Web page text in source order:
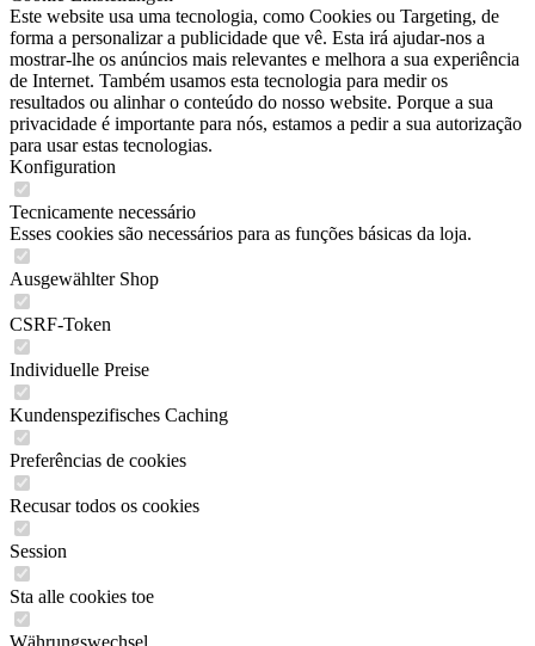
Este website usa uma tecnologia, como Cookies ou Targeting, de
forma a personalizar a publicidade que vê. Esta irá ajudar-nos a
mostrar-lhe os anúncios mais relevantes e melhora a sua experiência
de Internet. Também usamos esta tecnologia para medir os
resultados ou alinhar o conteúdo do nosso website. Porque a sua
privacidade é importante para nós, estamos a pedir a sua autorização
para usar estas tecnologias.
Konfiguration
Tecnicamente necessário
Esses cookies são necessários para as funções básicas da loja.
Ausgewählter Shop
CSRF-Token
Individuelle Preise
Kundenspezifisches Caching
Preferências de cookies
Recusar todos os cookies
Session
Sta alle cookies toe
Währungswechsel